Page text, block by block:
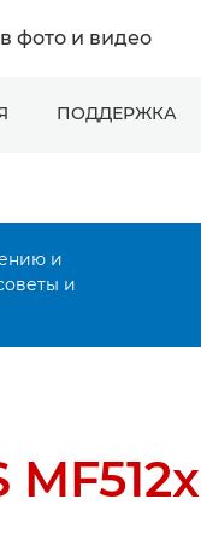
фото и видео
ПОДДЕРЖКА
и
и
MF512x